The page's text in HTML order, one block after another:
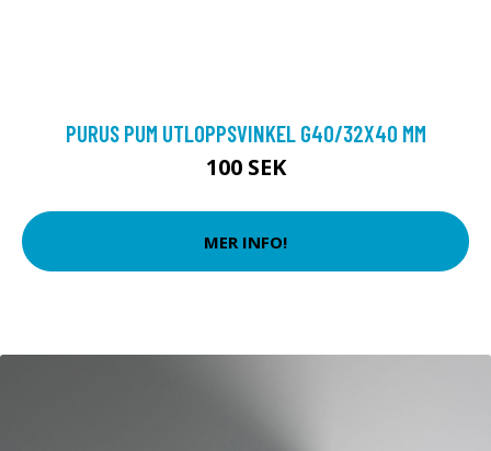
PURUS PUM UTLOPPSVINKEL G40/32X40 MM
100 SEK
MER INFO!